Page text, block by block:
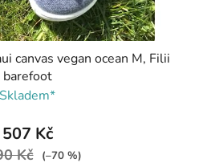
canvas vegan ocean M, Filii
barefoot
Skladem*
507 Kč
Kč (–70 %)